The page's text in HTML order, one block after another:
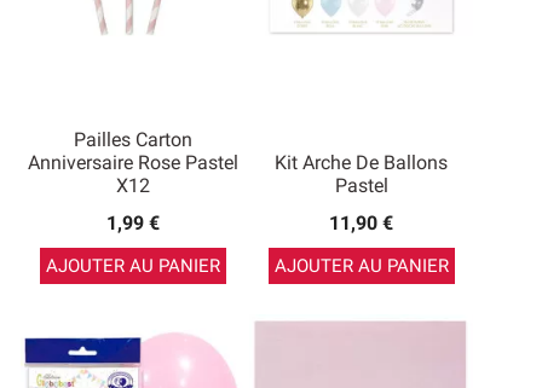
Pailles Carton
Anniversaire Rose Pastel
X12
1,99 €
AJOUTER AU PANIER
Kit Arche De Ballons
Pastel
11,90 €
AJOUTER AU PANIER